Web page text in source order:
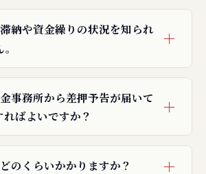
納や資金繰りの状況を知られ
事務所から差押予告が届いて
ばよいですか？
のくらいかかりますか？